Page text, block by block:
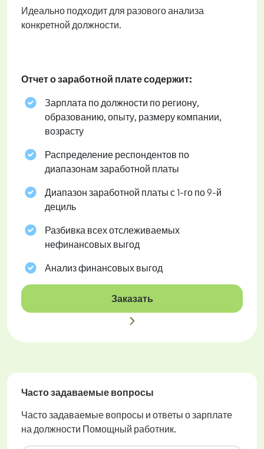
Идеально подходит для разового анализа
конкретной должности.
Отчет о заработной плате содержит:
Зарплата по должности по региону,
образованию, опыту, размеру компании,
возрасту
Распределение респондентов по
диапазонам заработной платы
Диапазон заработной платы с 1-го по 9-й
дециль
Разбивка всех отслеживаемых
нефинансовых выгод
Анализ финансовых выгод
Заказать
Часто задаваемые вопросы
Часто задаваемые вопросы и ответы о зарплате
на должности Помощный работник.